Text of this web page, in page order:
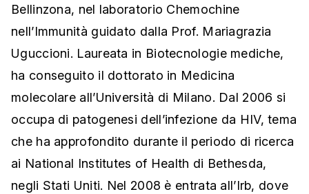
Bellinzona, nel laboratorio Chemochine
nell’Immunità guidato dalla Prof. Mariagrazia
Uguccioni. Laureata in Biotecnologie mediche,
ha conseguito il dottorato in Medicina
molecolare all’Università di Milano. Dal 2006 si
occupa di patogenesi dell’infezione da HIV, tema
che ha approfondito durante il periodo di ricerca
ai National Institutes of Health di Bethesda,
negli Stati Uniti. Nel 2008 è entrata all’Irb, dove